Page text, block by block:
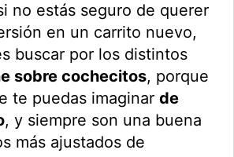
no estás seguro de querer
en un carrito nuevo,
buscar por los distintos
sobre cochecitos, porque
te puedas imaginarde
, y siempre son una buena
más ajustados de